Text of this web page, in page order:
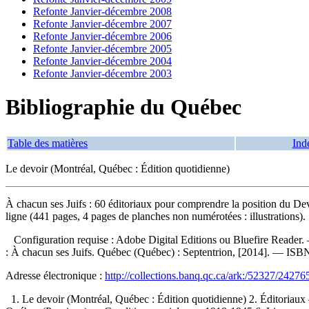
Refonte Janvier-décembre 2008
Refonte Janvier-décembre 2007
Refonte Janvier-décembre 2006
Refonte Janvier-décembre 2005
Refonte Janvier-décembre 2004
Refonte Janvier-décembre 2003
Bibliographie du Québec
Table des matières
Le devoir (Montréal, Québec : Édition quotidienne)
À chacun ses Juifs : 60 éditoriaux pour comprendre la position du
ligne (441 pages, 4 pages de planches non numérotées : illustrations).
Configuration requise : Adobe Digital Editions ou Bluefire
: À chacun ses Juifs. Québec (Québec) : Septentrion, [2014]. —
Adresse électronique : http://collections.banq.qc.ca/ark:/52327/
1. Le devoir (Montréal, Québec : Édition quotidienne) 2.